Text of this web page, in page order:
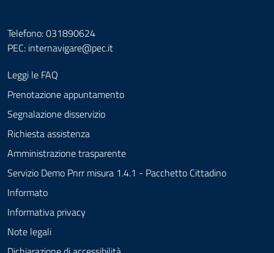
Telefono: 031890624
PEC: internavigare@pec.it
Leggi le FAQ
Prenotazione appuntamento
Segnalazione disservizio
Richiesta assistenza
Amministrazione trasparente
Servizio Demo Pnrr misura 1.4.1 - Pacchetto Cittadino
Informato
Informativa privacy
Note legali